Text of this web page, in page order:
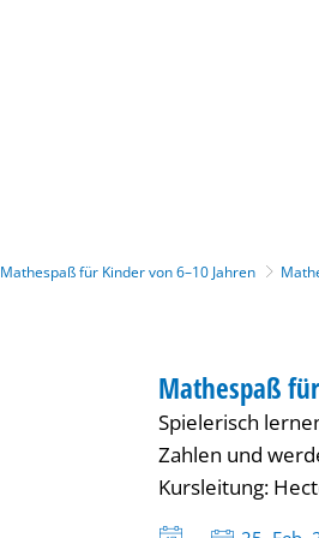
Mathespaß für Kinder von 6–10 Jahren
KATEGORIE: KINDER
Mathespaß
Spielerisch
Zahlen und
Kursleitung: